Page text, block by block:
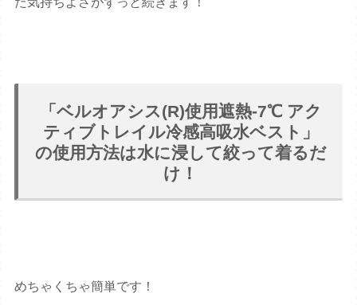
「ベルオアシス(R)使用遮熱-7℃ アク
ティブトレイル冷感高吸水ベスト」
の使用方法は水に浸して絞って着るだ
け！
めちゃくちゃ簡単です！